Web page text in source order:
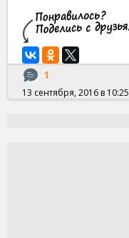
1
13 сентября, 2016 в 10:25